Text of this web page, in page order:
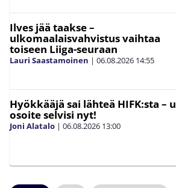
Ilves jää taakse –
ulkomaalaisvahvistus vaihtaa
toiseen Liiga-seuraan
Lauri Saastamoinen | 06.08.2026 14:55
Hyökkääjä sai lähteä HIFK:sta –
osoite selvisi nyt!
Joni Alatalo | 06.08.2026 13:00